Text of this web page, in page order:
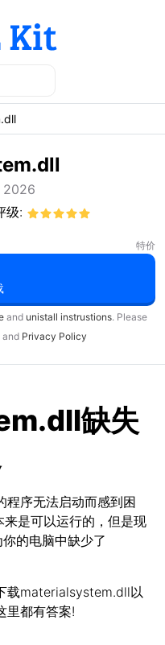
2026
级:
特价
and unistall instrustions. Please
and Privacy Policy
缺失
程序无法启动而感到困
是可以运行的，但是现
的电脑中缺少了
载materialsystem.dll以
里都有答案!